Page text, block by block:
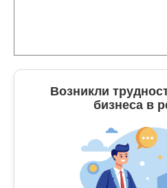
Возникли
бизнеса в